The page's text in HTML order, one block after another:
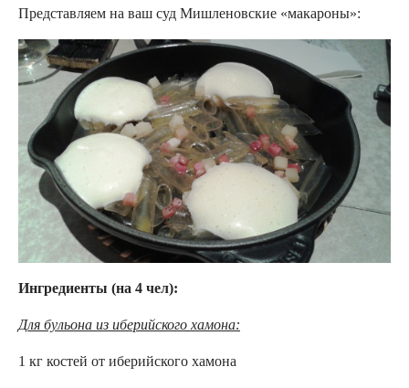
Представляем на ваш суд Мишленовские «макароны»:
Ингредиенты (на 4 чел):
Для бульона из иберийского хамона:
1 кг костей от иберийского хамона